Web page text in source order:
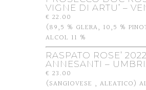
VIGNE DI ARTU’ –
€ 22.00
(89,5 % GLERA, 10,5 %
ALCOL 11 %
RASPATO ROSE’
ANNESANTI –
€ 23.00
(SANGIOVESE , ALEATICO)